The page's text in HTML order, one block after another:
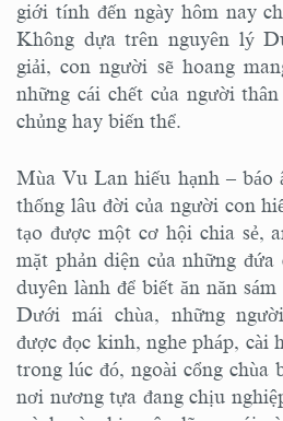
giới tính đến ngày hôm nay
Không dựa trên nguyên lý
giải, con người sẽ hoang
những cái chết của người
chủng hay biến thể.
Mùa Vu Lan hiếu hạnh – báo
thống lâu đời của người con
tạo được một cơ hội chia sẻ,
mặt phản diện của những
duyên lành để biết ăn năn
Dưới mái chùa, những
được đọc kinh, nghe pháp, cài
trong lúc đó, ngoài cổng chùa
nơi nương tựa đang chịu